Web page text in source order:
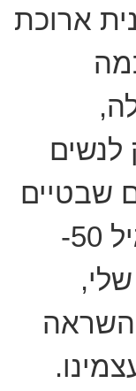
ארוכת
לנשים
שבטיים
לילדות ולילדים… ובגיל 50-
השראה